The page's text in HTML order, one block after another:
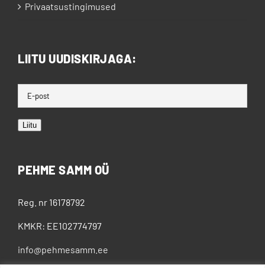
Privaatsustingimused
LIITU UUDISKIRJAGA:
Liitu
PEHME SAMM OÜ
Reg. nr 16178792
KMKR: EE102774797
info@pehmesamm.ee